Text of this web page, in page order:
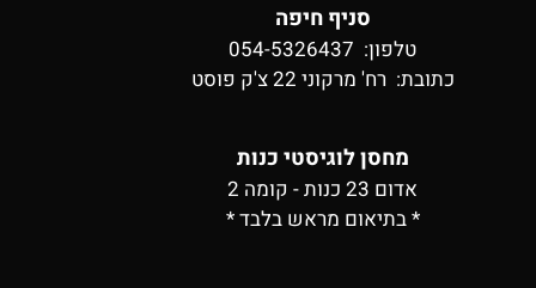
סניף חיפה
טלפון: 054-5326437
כתובת: רח' מרקוני 22 צ'ק פוסט
מחסן לוגיסטי כנות
אדום 23 כנות - קומה 2
* בתיאום מראש בלבד *